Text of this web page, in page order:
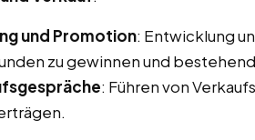
und Promotion: Entwicklung
zu gewinnen und
: Führen von